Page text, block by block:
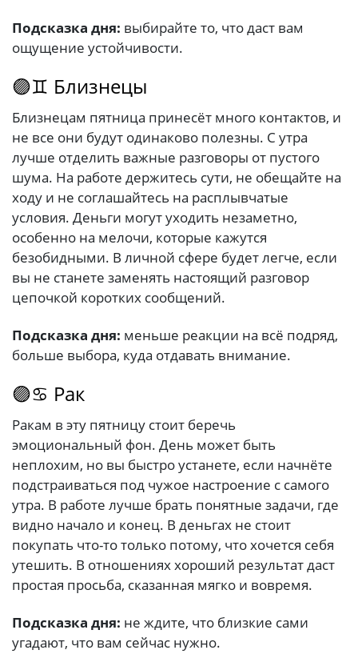
Подсказка дня: выбирайте то, что даст вам
ощущение устойчивости.
🟣♊ Близнецы
Близнецам пятница принесёт много контактов, и
не все они будут одинаково полезны. С утра
лучше отделить важные разговоры от пустого
шума. На работе держитесь сути, не обещайте на
ходу и не соглашайтесь на расплывчатые
условия. Деньги могут уходить незаметно,
особенно на мелочи, которые кажутся
безобидными. В личной сфере будет легче, если
вы не станете заменять настоящий разговор
цепочкой коротких сообщений.
Подсказка дня: меньше реакции на всё подряд,
больше выбора, куда отдавать внимание.
🟣♋ Рак
Ракам в эту пятницу стоит беречь
эмоциональный фон. День может быть
неплохим, но вы быстро устанете, если начнёте
подстраиваться под чужое настроение с самого
утра. В работе лучше брать понятные задачи, где
видно начало и конец. В деньгах не стоит
покупать что-то только потому, что хочется себя
утешить. В отношениях хороший результат даст
простая просьба, сказанная мягко и вовремя.
Подсказка дня: не ждите, что близкие сами
угадают, что вам сейчас нужно.